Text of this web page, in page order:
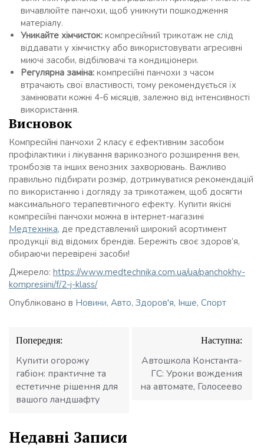
вичавлюйте панчохи, щоб уникнути пошкодження
матеріалу.
Уникайте хімчисток: компресійний трикотаж не слід
віддавати у хімчистку або використовувати агресивні
миючі засоби, відбілювачі та кондиціонери.
Регулярна заміна: компресійні панчохи з часом
втрачають свої властивості, тому рекомендується їх
замінювати кожні 4-6 місяців, залежно від інтенсивності
використання.
Висновок
Компресійні панчохи 2 класу є ефективним засобом
профілактики і лікування варикозного розширення вен,
тромбозів та інших венозних захворювань. Важливо
правильно підбирати розмір, дотримуватися рекомендацій
по використанню і догляду за трикотажем, щоб досягти
максимального терапевтичного ефекту. Купити якісні
компресійні панчохи можна в інтернет-магазині
Медтехніка, де представлений широкий асортимент
продукції від відомих брендів. Бережіть своє здоров’я,
обираючи перевірені засоби!
Джерело: https://www.medtechnika.com.ua/ua/panchokhy-
kompresiini/f/2-j-klass/
Опубліковано в Новини, Авто, Здоров'я, Інше, Спорт
Навігація
записів
Попередня:
Купити огорожу
габіон: практичне та
естетичне рішення для
вашого ландшафту
Наступна:
Автошкола Константа-
ГС: Уроки вождения
на автомате, Голосеево
Недавні Записи